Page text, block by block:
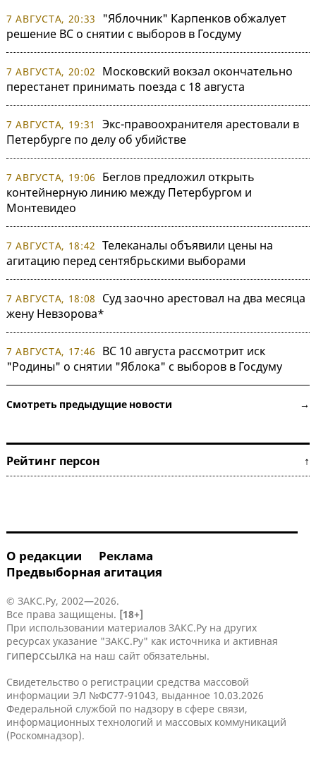
7 АВГУСТА, 20:33
"Яблочник" Карпенков обжалует
решение ВС о снятии с выборов в Госдуму
7 АВГУСТА, 20:02
Московский вокзал окончательно
перестанет принимать поезда с 18 августа
7 АВГУСТА, 19:31
Экс-правоохранителя арестовали в
Петербурге по делу об убийстве
7 АВГУСТА, 19:06
Беглов предложил открыть
контейнерную линию между Петербургом и
Монтевидео
7 АВГУСТА, 18:42 Телеканалы объявили цены на
агитацию перед сентябрьскими выборами
7 АВГУСТА, 18:08
Суд заочно арестовал на два месяца
жену Невзорова*
7 АВГУСТА, 17:46
ВС 10 августа рассмотрит иск
"Родины" о снятии "Яблока" с выборов в Госдуму
Смотреть предыдущие новости →
Рейтинг персон ↑
О редакции
Реклама
Предвыборная агитация
© ЗАКС.Ру, 2002—2026.
Все права защищены. [18+]
При использовании материалов ЗАКС.Ру на других
ресурсах указание "ЗАКС.Ру" как источника и активная
гиперссылка на наш сайт обязательны.
Свидетельство о регистрации средства массовой
информации ЭЛ №ФС77-91043, выданное 10.03.2026
Федеральной службой по надзору в сфере связи,
информационных технологий и массовых коммуникаций
(Роскомнадзор).